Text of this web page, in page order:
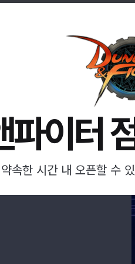
파이터
약속한 시간 내 오픈할 수